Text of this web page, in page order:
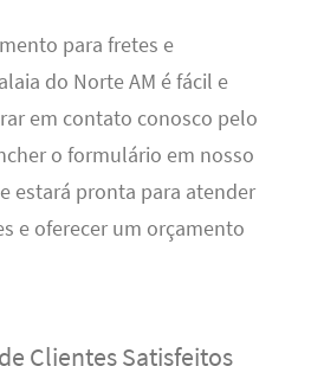
para fretes e
do Norte AM é fácil e
em contato conosco pelo
o formulário em nosso
estará pronta para atender
e oferecer um orçamento
Clientes Satisfeitos